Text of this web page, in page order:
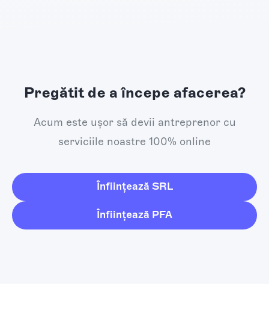
Pregătit de a începe afacerea?
Acum este ușor să devii antreprenor cu
serviciile noastre 100% online
Înființează SRL
Înființează PFA